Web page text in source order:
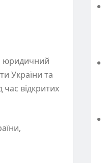
юридичний
України та
відкритих